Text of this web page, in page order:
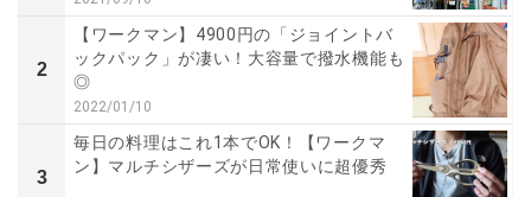
2
【ワークマン】4900円の「ジョイントバ
ックパック」が凄い！大容量で撥水機能も
◎
2022/01/10
3
毎日の料理はこれ1本でOK！【ワークマ
ン】マルチシザーズが日常使いに超優秀